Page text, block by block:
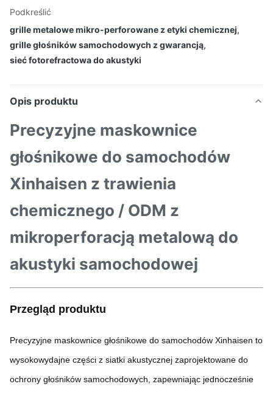
Podkreślić
grille metalowe mikro-perforowane z etyki chemicznej,
grille głośników samochodowych z gwarancją,
sieć fotorefractowa do akustyki
Opis produktu
Precyzyjne maskownice
głośnikowe do samochodów
Xinhaisen z trawienia
chemicznego / ODM z
mikroperforacją metalową do
akustyki samochodowej
Przegląd produktu
Precyzyjne maskownice głośnikowe do samochodów Xinhaisen to
wysokowydajne części z siatki akustycznej zaprojektowane do
ochrony głośników samochodowych, zapewniając jednocześnie